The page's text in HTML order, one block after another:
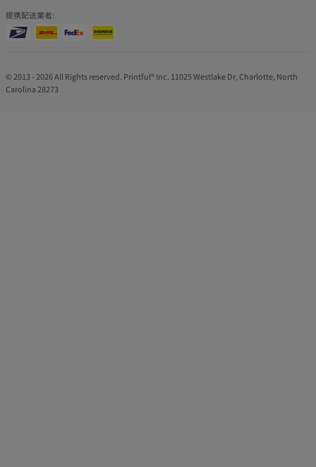
ジ
提携配送業者:
© 2013 - 2026 All Rights reserved. Printful® Inc. 11025 Westlake Dr, Charlotte, North
Carolina 28273